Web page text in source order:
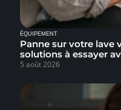
ÉQUIPEMENT
Panne sur votre lave
solutions à essayer
5 août 2026